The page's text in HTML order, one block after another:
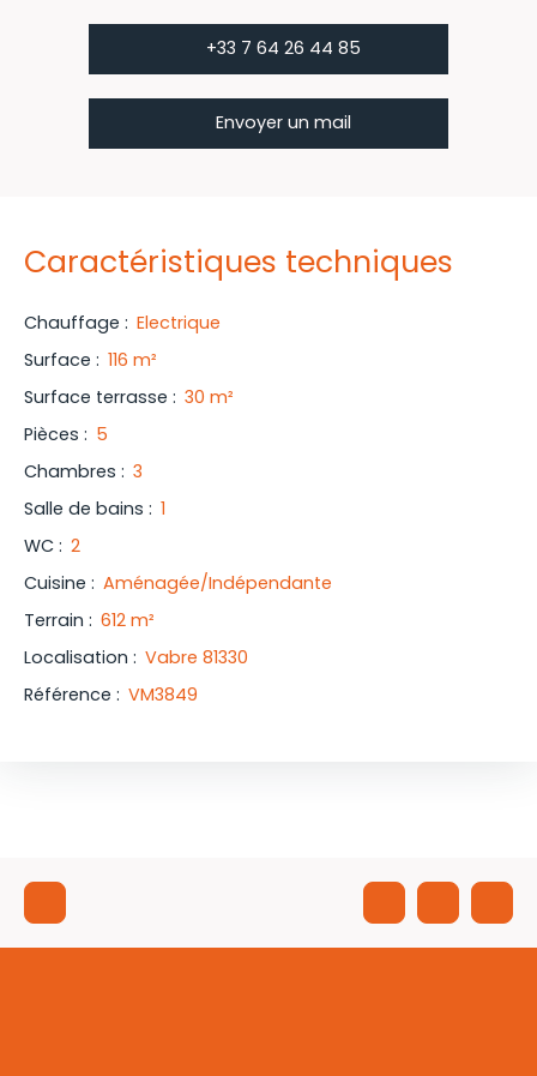
+33 7 64 26 44 85
Envoyer un mail
Caractéristiques techniques
Chauffage : Electrique
Surface : 116 m²
Surface terrasse : 30 m²
Pièces : 5
Chambres : 3
Salle de bains : 1
WC : 2
Cuisine : Aménagée/Indépendante
Terrain : 612 m²
Localisation : Vabre 81330
Référence : VM3849